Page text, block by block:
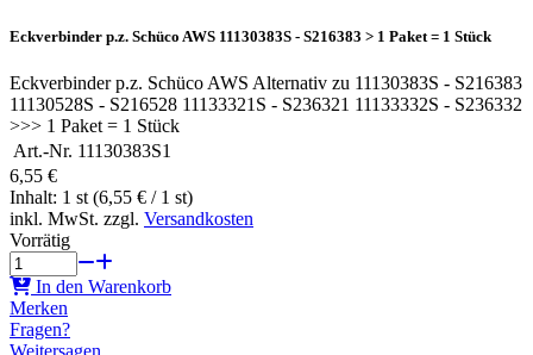
Eckverbinder p.z. Schüco AWS 11130383S - S216383 > 1 Paket = 1 Stück
Eckverbinder p.z. Schüco AWS Alternativ zu 11130383S - S216383
11130528S - S216528 11133321S - S236321 11133332S - S236332
>>> 1 Paket = 1 Stück
Art.-Nr. 11130383S1
6,55 €
Inhalt: 1 st (6,55 € / 1 st)
inkl. MwSt. zzgl. Versandkosten
Vorrätig
In den Warenkorb
Merken
Fragen?